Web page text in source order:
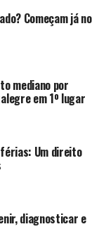
Começam já no
mediano por
em 1º lugar
férias: Um direito
diagnosticar e